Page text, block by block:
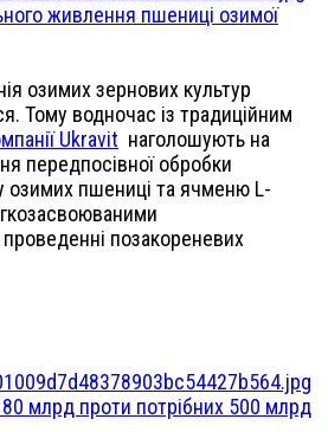
живлення пшениці озимої
озимих зернових культур
Тому водночас із традиційним
Ukravit наголошують на
передпосівної обробки
озимих пшениці та ячменю L-
позакореневих
80 млрд проти потрібних 500 млрд